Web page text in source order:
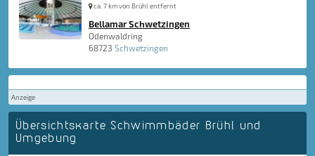
ca. 7 km von Brühl entfernt
Bellamar Schwetzingen
Odenwaldring
68723 Schwetzingen
Anzeige
Übersichtskarte Schwimmbäder Brühl und
Umgebung